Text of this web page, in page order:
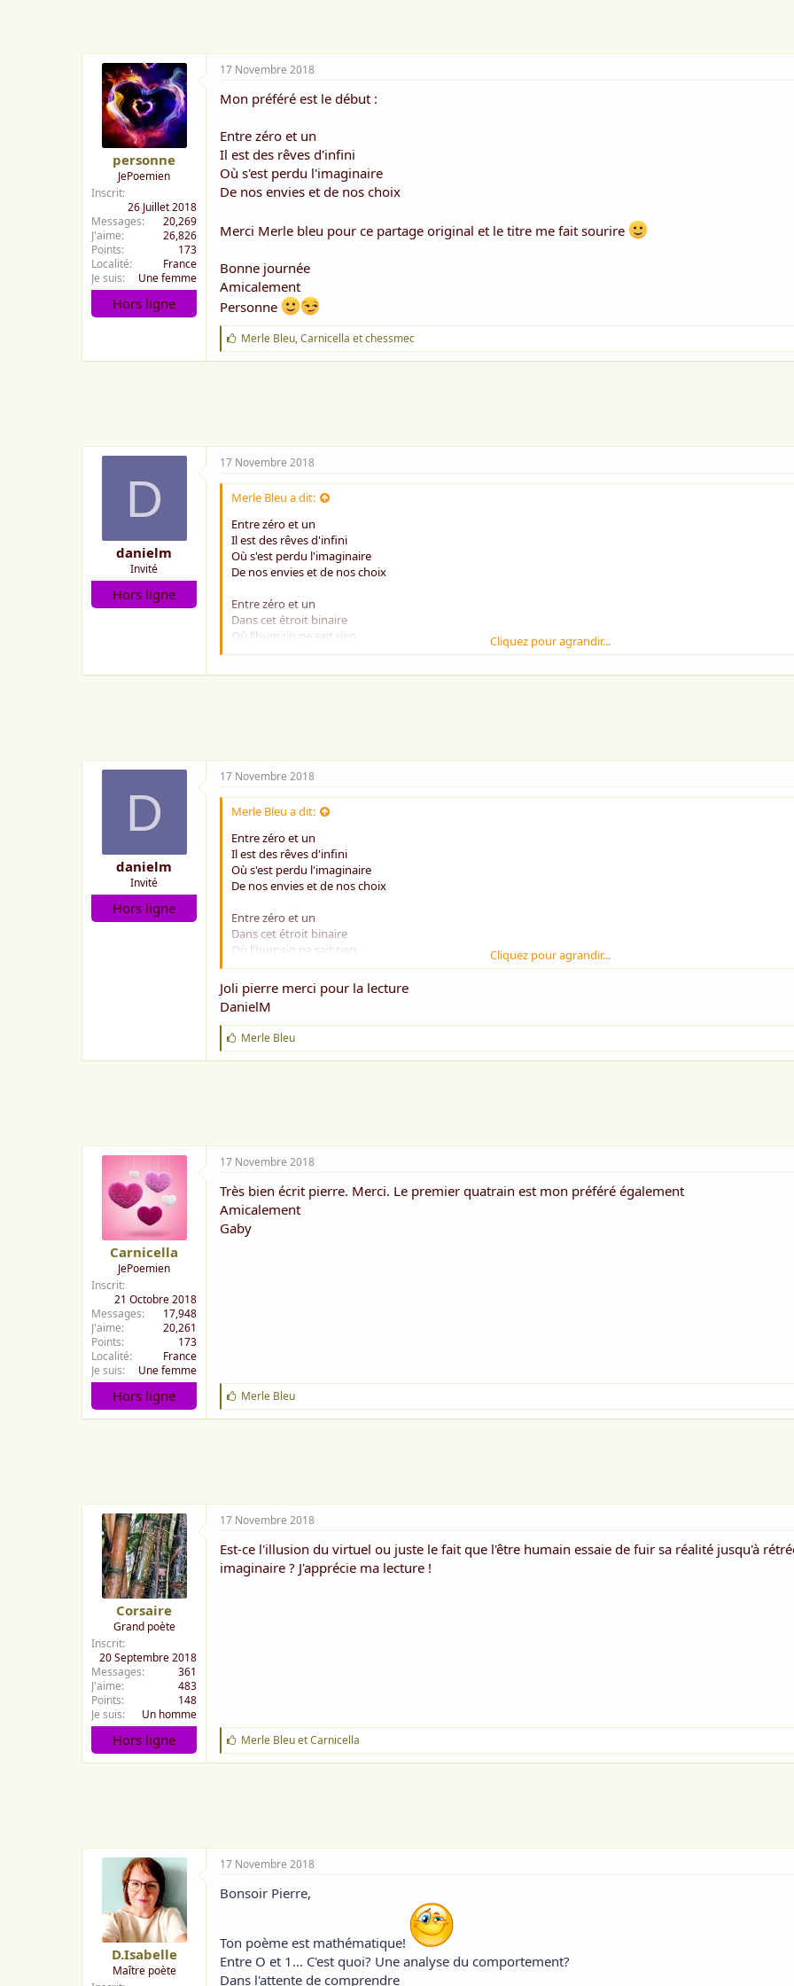
personne
JePoemien
Inscrit
26 Juillet 2018
Messages
20,269
J'aime
26,826
Points
173
Localité
France
Je suis
Une femme
Hors ligne
17 Novembre 2018
Mon préféré est le début :
Entre zéro et un
Il est des rêves d'infini
Où s'est perdu l'imaginaire
De nos envies et de nos choix
Merci Merle bleu pour ce partage original et le titre me fait sourire
Bonne journée
Amicalement
Personne
J
'
a
Merle Bleu,Carnicella etchessmec
D
danielm
Invité
Hors ligne
17 Novembre 2018
Merle Bleu a dit:
Entre zéro et un
Il est des rêves d'infini
Où s'est perdu l'imaginaire
De nos envies et de nos choix
Entre zéro et un
Dans cet étroit binaire
Où l'humain ne sait rien
Que refaire son nombre
Entre zéro et un
Le terrien oscillant
Au moral en bascule
Veut bousculer les ombres
Dans l'instant démesure
Ou s'éteint minuscule
L'émotion d'un matin
février 2014
Cliquez pour agrandir...
D
danielm
Invité
Hors ligne
17 Novembre 2018
Merle Bleu a dit:
Entre zéro et un
Il est des rêves d'infini
Où s'est perdu l'imaginaire
De nos envies et de nos choix
Entre zéro et un
Dans cet étroit binaire
Où l'humain ne sait rien
Que refaire son nombre
Entre zéro et un
Dans le néant des décibels
L'homme se grise de pixels
D'un geste machinal
Dans l'instant démesure
Ou s'éteint minuscule
L'émotion d'un matin
Entre zéro et un
Cliquez pour agrandir...
Joli pierre merci pour la lecture
DanielM
J
'
a
Merle Bleu
Carnicella
JePoemien
Inscrit
21 Octobre 2018
Messages
17,948
J'aime
20,261
Points
173
Localité
France
Je suis
Une femme
Hors ligne
17 Novembre 2018
Très bien écrit pierre. Merci. Le premier quatrain est mon préféré également
Amicalement
Gaby
J
'
a
Merle Bleu
Corsaire
Grand poète
Inscrit
20 Septembre 2018
Messages
361
J'aime
483
Points
148
Je suis
Un homme
Hors ligne
17 Novembre 2018
Est-ce l'illusion du virtuel ou juste le fait que l'être humain essaie de fuir sa réalité jusqu'à
imaginaire ? J'apprécie ma lecture !
J
'
a
Merle BleuetCarnicella
D.Isabelle
Maître poète
17 Novembre 2018
Bonsoir Pierre,
Ton poème est mathématique!
Entre O et 1... C'est quoi? Une analyse du comportement?
Dans l'attente de comprendre